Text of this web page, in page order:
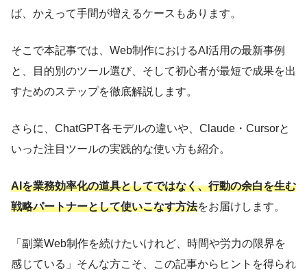
ば、かえって手間が増えるケースもあります。
そこで本記事では、Web制作におけるAI活用の最新事例
と、目的別のツール選び、そして初心者が最短で成果を出
すためのステップを徹底解説します。
さらに、ChatGPT各モデルの違いや、Claude・Cursorと
いった注目ツールの実践的な使い方も紹介。
AIを業務効率化の道具としてではなく、行動の余白を生む
戦略パートナーとして使いこなす方法をお届けします。
「副業Web制作を続けたいけれど、時間や労力の限界を
感じている」そんな方こそ、この記事からヒントを得られ